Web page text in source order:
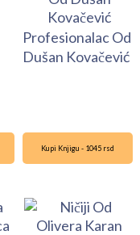
Profesionalac Od
Dušan Kovačević
Kupi Knjigu - 1045 rsd